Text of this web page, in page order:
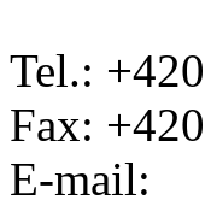
Tel.:
Fax:
E-mail: